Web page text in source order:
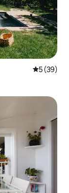
5 de uma
5 (39)